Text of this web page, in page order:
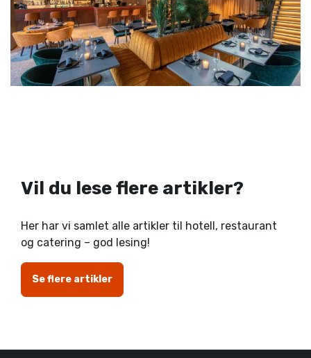
Vil du lese flere artikler?
Her har vi samlet alle artikler til hotell, restaurant
og catering – god lesing!
Se flere artikler